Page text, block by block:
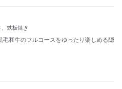
鉄板焼き
毛和牛のフルコースをゆったり楽しめる隠